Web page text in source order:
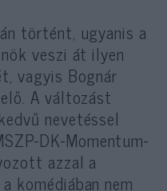
történt, ugyanis a
veszi át ilyen
vagyis Bognár
A változást
nevetéssel
DK-Momentum-
azzal a
komédiában nem